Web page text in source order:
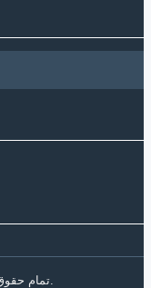
© تمام